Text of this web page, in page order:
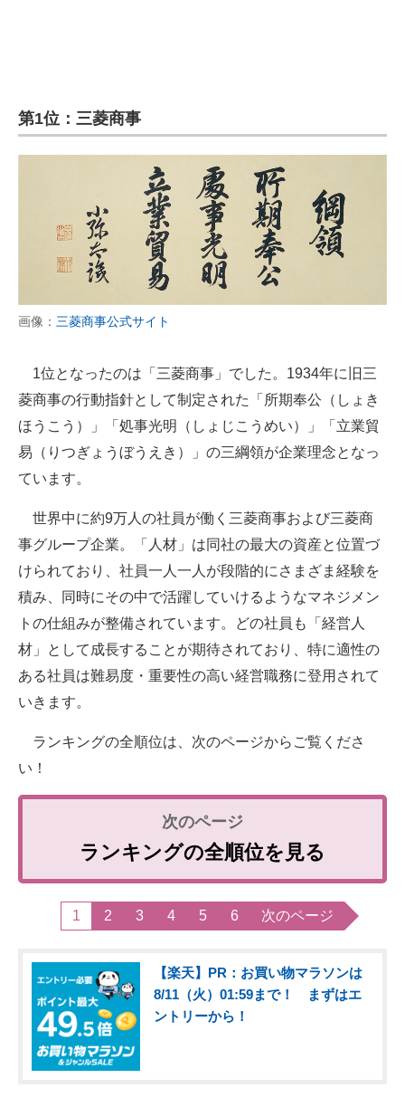
第1位：三菱商事
画像： 三菱商事公式サイト
1位となったのは「三菱商事」でした。1934年に旧三
菱商事の行動指針として制定された「所期奉公（しょき
ほうこう）」「処事光明（しょじこうめい）」「立業貿
易（りつぎょうぼうえき）」の三綱領が企業理念となっ
ています。
世界中に約9万人の社員が働く三菱商事および三菱商
事グループ企業。「人材」は同社の最大の資産と位置づ
けられており、社員一人一人が段階的にさまざま経験を
積み、同時にその中で活躍していけるようなマネジメン
トの仕組みが整備されています。どの社員も「経営人
材」として成長することが期待されており、特に適性の
ある社員は難易度・重要性の高い経営職務に登用されて
いきます。
ランキングの全順位は、次のページからご覧くださ
い！
ランキングの全順位を見る
1 2 3 4 5 6 次のページ
【楽天】PR：お買い物マラソンは
8/11（火）01:59まで！ まずはエ
ントリーから！